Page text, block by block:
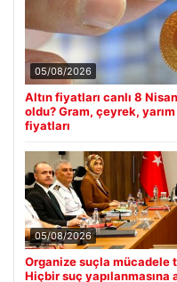
05/08/2026
Altın fiyatları canlı 8
oldu? Gram, çeyrek,
fiyatları
05/08/2026
Organize suçla mücadele
Hiçbir suç yapılanmasına